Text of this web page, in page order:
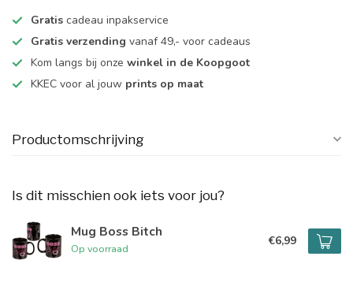
Gratis cadeau inpakservice
Gratis verzending vanaf 49,- voor cadeaus
Kom langs bij onze winkel in de Koopgoot
KKEC voor al jouw prints op maat
Productomschrijving
Is dit misschien ook iets voor jou?
Mug Boss Bitch
Op voorraad
€6,99